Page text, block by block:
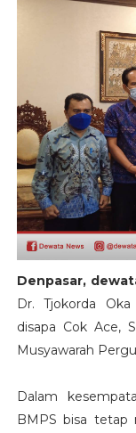
Denpasar,
Dr. Tjokorda
disapa Cok Ace,
Musyawarah
Dalam
BMPS bisa tetap